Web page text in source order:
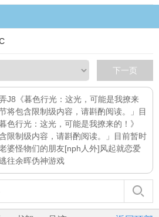
下一页
J8 《暮色行光：这光，可能是我撩来
将包含限制级内容，请斟酌阅读。」目
暮色行光：这光，可能是我撩来的！》
限制级内容，请斟酌阅读。」目前暂时
婆怪物们的朋友[nph人外] 风起就恋爱
往余晖伪神游戏